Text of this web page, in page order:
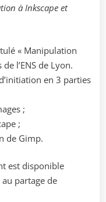
à Inkscape et
« Manipulation
l’ENS de Lyon.
en 3 parties
;
;
de Gimp.
est disponible
partage de